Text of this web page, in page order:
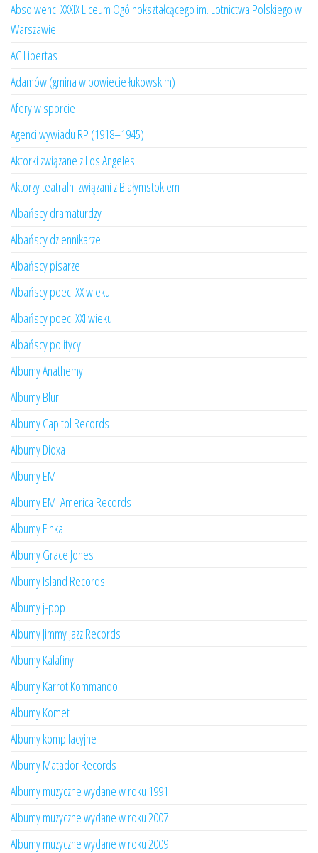
Absolwenci XXXIX Liceum Ogólnokształcącego im. Lotnictwa Polskiego w
Warszawie
AC Libertas
Adamów (gmina w powiecie łukowskim)
Afery w sporcie
Agenci wywiadu RP (1918–1945)
Aktorki związane z Los Angeles
Aktorzy teatralni związani z Białymstokiem
Albańscy dramaturdzy
Albańscy dziennikarze
Albańscy pisarze
Albańscy poeci XX wieku
Albańscy poeci XXI wieku
Albańscy politycy
Albumy Anathemy
Albumy Blur
Albumy Capitol Records
Albumy Dioxa
Albumy EMI
Albumy EMI America Records
Albumy Finka
Albumy Grace Jones
Albumy Island Records
Albumy j-pop
Albumy Jimmy Jazz Records
Albumy Kalafiny
Albumy Karrot Kommando
Albumy Komet
Albumy kompilacyjne
Albumy Matador Records
Albumy muzyczne wydane w roku 1991
Albumy muzyczne wydane w roku 2007
Albumy muzyczne wydane w roku 2009